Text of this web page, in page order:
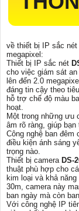
về thiết bị IP sắc nét
megapixel:
Thiết bị IP sắc nét
cho việc giám sát
lên đến 2.0
đáng tin cậy theo
hỗ trợ chế độ màu
hoạt.
Một trong những ưu
âm rõ ràng, giúp
Công nghệ ban đêm
điều kiện ánh sáng
trọng nào.
Thiết bị camera DS-
thuật phù hợp cho
kim loại và khả
30m, camera này
ban ngày mà còn
Với công nghệ IP